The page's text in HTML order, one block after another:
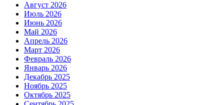
Август 2026
Июль 2026
Июнь 2026
Май 2026
Апрель 2026
Март 2026
Февраль 2026
Январь 2026
Декабрь 2025
Ноябрь 2025
Октябрь 2025